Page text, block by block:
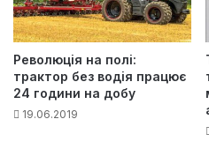
Революція на полі:
трактор без водія працює
24 години на добу
19.06.2019